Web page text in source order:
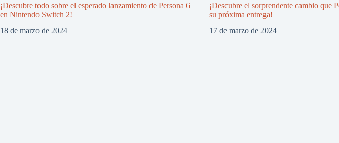
¡Descubre todo sobre el esperado lanzamiento de Persona 6
en Nintendo Switch 2!
18 de marzo de 2024
¡Descubre el sorprendente cambio que
su próxima entrega!
17 de marzo de 2024